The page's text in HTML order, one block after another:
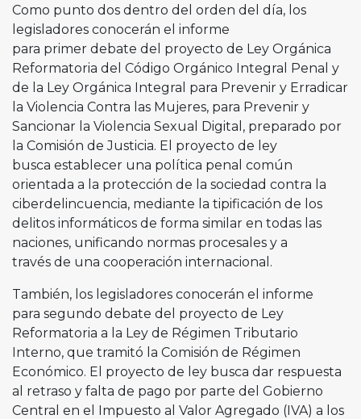
Como punto dos dentro del orden del día, los
legisladores conocerán el informe
para primer debate del proyecto de Ley Orgánica
Reformatoria del Código Orgánico Integral Penal y
de la Ley Orgánica Integral para Prevenir y Erradicar
la Violencia Contra las Mujeres, para Prevenir y
Sancionar la Violencia Sexual Digital, preparado por
la Comisión de Justicia. El proyecto de ley
busca establecer una política penal común
orientada a la protección de la sociedad contra la
ciberdelincuencia, mediante la tipificación de los
delitos informáticos de forma similar en todas las
naciones, unificando normas procesales y a
través de una cooperación internacional.
También, los legisladores conocerán el informe
para segundo debate del proyecto de Ley
Reformatoria a la Ley de Régimen Tributario
Interno, que tramitó la Comisión de Régimen
Económico. El proyecto de ley busca dar respuesta
al retraso y falta de pago por parte del Gobierno
Central en el Impuesto al Valor Agregado (IVA) a los